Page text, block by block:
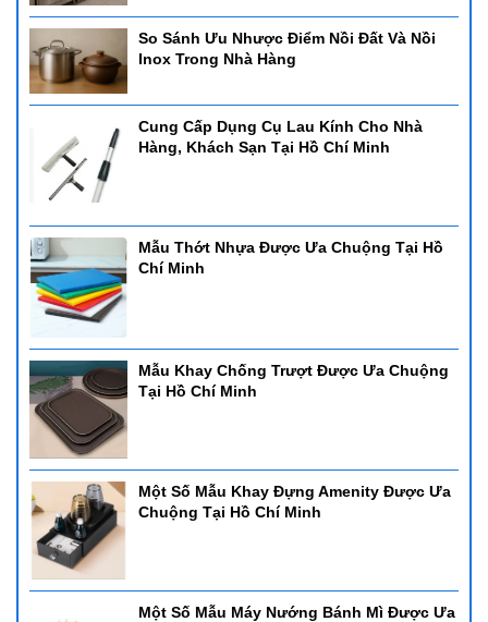
So Sánh Ưu Nhược Điểm Nồi Đất Và Nồi
Inox Trong Nhà Hàng
Cung Cấp Dụng Cụ Lau Kính Cho Nhà
Hàng, Khách Sạn Tại Hồ Chí Minh
Mẫu Thớt Nhựa Được Ưa Chuộng Tại Hồ
Chí Minh
Mẫu Khay Chống Trượt Được Ưa Chuộng
Tại Hồ Chí Minh
Một Số Mẫu Khay Đựng Amenity Được Ưa
Chuộng Tại Hồ Chí Minh
Một Số Mẫu Máy Nướng Bánh Mì Được Ưa